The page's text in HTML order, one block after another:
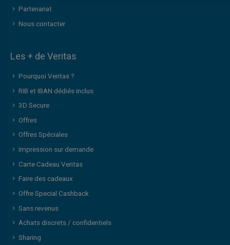
Partenariat
Nous contacter
Les + de Veritas
Pourquoi Veritas ?
RIB et IBAN dédiés inclus
3D Secure
Offres
Offres Spéciales
Impression sur demande
Carte Cadeau Veritas
Faire des cadeaux
Offre Special Cashback
Sans revenus
Achats discrets / confidentiels
Sharing